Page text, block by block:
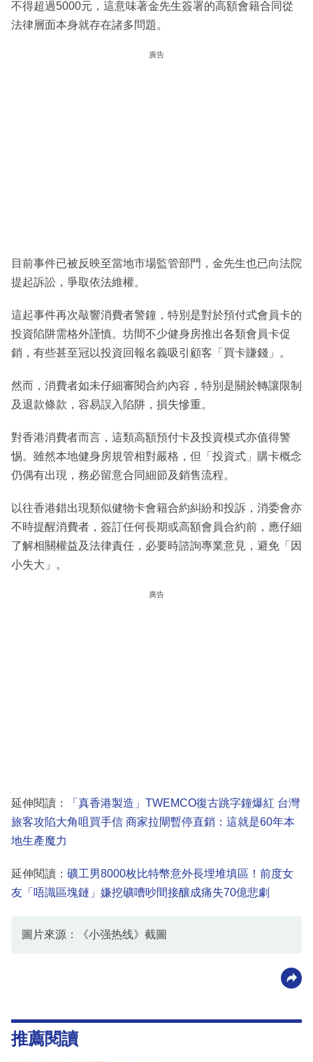
不得超過5000元，這意味著金先生簽署的高額會籍合同從
法律層面本身就存在諸多問題。
廣告
目前事件已被反映至當地市場監管部門，金先生也已向法院
提起訴訟，爭取依法維權。
這起事件再次敲響消費者警鐘，特別是對於預付式會員卡的
投資陷阱需格外謹慎。坊間不少健身房推出各類會員卡促
銷，有些甚至冠以投資回報名義吸引顧客「買卡賺錢」。
然而，消費者如未仔細審閱合約內容，特別是關於轉讓限制
及退款條款，容易誤入陷阱，損失慘重。
對香港消費者而言，這類高額預付卡及投資模式亦值得警
惕。雖然本地健身房規管相對嚴格，但「投資式」購卡概念
仍偶有出現，務必留意合同細節及銷售流程。
以往香港錯出現類似健物卡會籍合約糾紛和投訴，消委會亦
不時提醒消費者，簽訂任何長期或高額會員合約前，應仔細
了解相關權益及法律責任，必要時諮詢專業意見，避免「因
小失大」。
廣告
延伸閱讀：
「真香港製造」TWEMCO復古跳字鐘爆紅 台灣
旅客攻陷大角咀買手信 商家拉閘暫停直銷：這就是60年本
地生產魔力
延伸閱讀： 礦工男8000枚比特幣意外長埋堆填區！前度女
友「唔識區塊鏈」嫌挖礦嘈吵間接釀成痛失70億悲劇
圖片來源：《小强热线》截圖
推薦閱讀